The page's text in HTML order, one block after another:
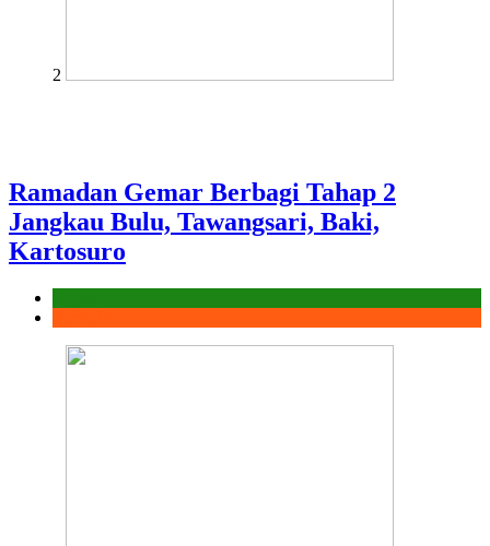
2
Ramadan Gemar Berbagi Tahap 2
Jangkau Bulu, Tawangsari, Baki,
Kartosuro